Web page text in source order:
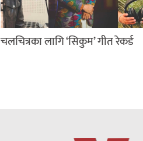
चलचित्रका लागि ‘सिकुम’ गीत रेकर्ड